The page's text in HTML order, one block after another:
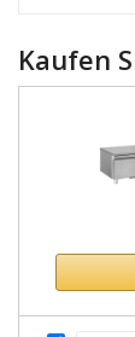
Kaufen